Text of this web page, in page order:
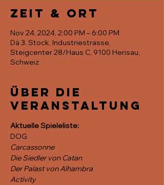
Zeit & Ort
Nov 24, 2024, 2:00 PM – 6:00 PM
Dä 3. Stock, Industriestrasse,
Steigcenter 28/Haus C, 9100 Herisau,
Schweiz
Über die
Veranstaltung
Aktuelle Spieleliste:
DOG
Carcassonne
Die Siedler von Catan
Der Palast von Alhambra
Activity